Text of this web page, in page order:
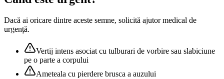
Dacă ai oricare dintre aceste semne, solicită ajutor medical de
urgență.
Vertij intens asociat cu tulburari de vorbire sau slabiciune
pe o parte a corpului
Ameteala cu pierdere brusca a auzului